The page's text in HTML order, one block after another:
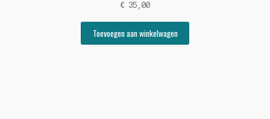
€ 35,00
Toevoegen aan winkelwagen